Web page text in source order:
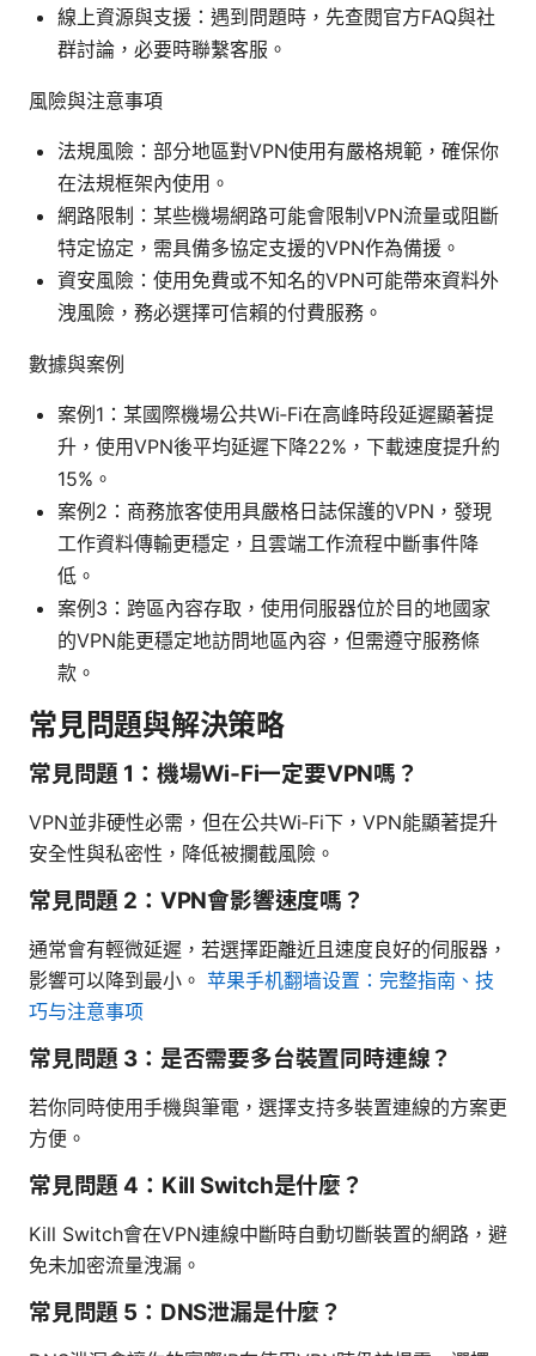
線上資源與支援：遇到問題時，先查閱官方FAQ與社
群討論，必要時聯繫客服。
風險與注意事項
法規風險：部分地區對VPN使用有嚴格規範，確保你
在法規框架內使用。
網路限制：某些機場網路可能會限制VPN流量或阻斷
特定協定，需具備多協定支援的VPN作為備援。
資安風險：使用免費或不知名的VPN可能帶來資料外
洩風險，務必選擇可信賴的付費服務。
數據與案例
案例1：某國際機場公共Wi‑Fi在高峰時段延遲顯著提
升，使用VPN後平均延遲下降22%，下載速度提升約
15%。
案例2：商務旅客使用具嚴格日誌保護的VPN，發現
工作資料傳輸更穩定，且雲端工作流程中斷事件降
低。
案例3：跨區內容存取，使用伺服器位於目的地國家
的VPN能更穩定地訪問地區內容，但需遵守服務條
款。
常見問題與解決策略
常見問題 1：機場Wi‑Fi一定要VPN嗎？
VPN並非硬性必需，但在公共Wi‑Fi下，VPN能顯著提升
安全性與私密性，降低被攔截風險。
常見問題 2：VPN會影響速度嗎？
通常會有輕微延遲，若選擇距離近且速度良好的伺服器，
影響可以降到最小。 苹果手机翻墙设置：完整指南、技
巧与注意事项
常見問題 3：是否需要多台裝置同時連線？
若你同時使用手機與筆電，選擇支持多裝置連線的方案更
方便。
常見問題 4：Kill Switch是什麼？
Kill Switch會在VPN連線中斷時自動切斷裝置的網路，避
免未加密流量洩漏。
常見問題 5：DNS泄漏是什麼？